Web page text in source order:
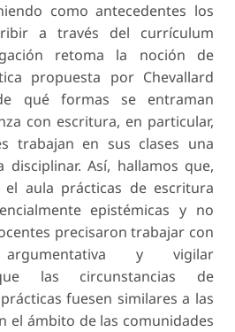
como antecedentes los
a través del currículum
retoma la noción de
propuesta por Chevallard
qué formas se entraman
con escritura, en particular,
trabajan en sus clases una
disciplinar. Así, hallamos que,
aula prácticas de escritura
epistémicas y no
precisaron trabajar con
y vigilar
las circunstancias de
fuesen similares a las
el ámbito de las comunidades